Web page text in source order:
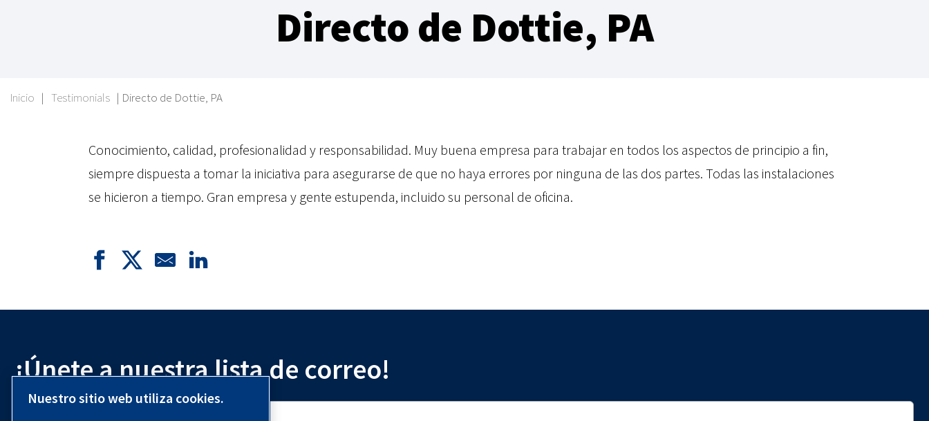
Directo de Dottie, PA
Inicio | Testimonials | Directo de Dottie, PA
Conocimiento, calidad, profesionalidad y responsabilidad. Muy buena empresa para trabajar en todos los aspectos de principio a fin,
siempre dispuesta a tomar la iniciativa para asegurarse de que no haya errores por ninguna de las dos partes. Todas las instalaciones
se hicieron a tiempo. Gran empresa y gente estupenda, incluido su personal de oficina.
¡Únete a nuestra lista de correo!
Nuestro sitio web utiliza cookies.